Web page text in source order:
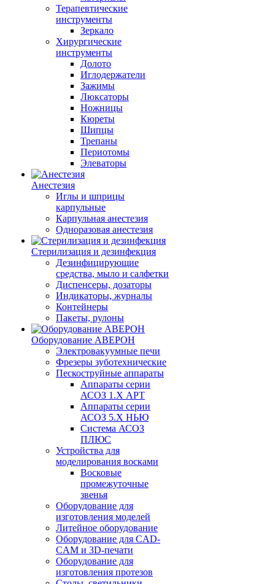
Терапевтические
инструменты
Зеркало
Хирургические
инструменты
Долото
Иглодержатели
Зажимы
Люксаторы
Ножницы
Кюреты
Шипцы
Трепаны
Периотомы
Элеваторы
Анестезия
Иглы и шприцы
карпульные
Карпульная анестезия
Одноразовая анестезия
Стерилизация и дезинфекция
Дезинфицирующие
средства, мыло и салфетки
Диспенсеры, дозаторы
Индикаторы, журналы
Контейнеры
Пакеты, рулоны
Оборудование АВЕРОН
Электровакуумные печи
Фрезеры зуботехнические
Пескоструйные аппараты
Аппараты серии
АСОЗ 1.Х АРТ
Аппараты серии
АСОЗ 5.Х НЬЮ
Система АСОЗ
ПЛЮС
Устройства для
моделирования восками
Восковые
промежуточные
звенья
Оборудование для
изготовления моделей
Литейное оборудование
Оборудование для CAD-
CAM и 3D-печати
Оборудование для
изготовления протезов